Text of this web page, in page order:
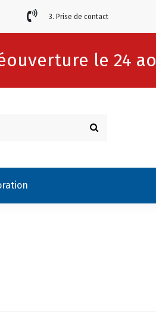
3. Prise de contact
le 24